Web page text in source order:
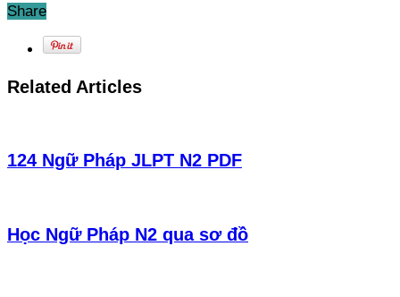
Share
Related Articles
124 Ngữ Pháp JLPT N2 PDF
Học Ngữ Pháp N2 qua sơ đồ